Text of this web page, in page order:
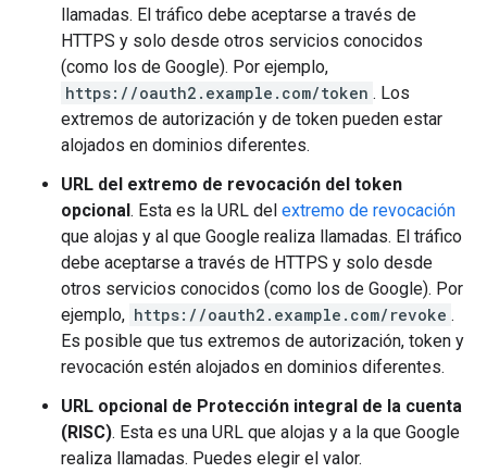
llamadas. El tráfico debe aceptarse a través de
HTTPS y solo desde otros servicios conocidos
(como los de Google). Por ejemplo,
https://oauth2.example.com/token . Los
extremos de autorización y de token pueden estar
alojados en dominios diferentes.
URL del extremo de revocación del token
opcional. Esta es la URL del extremo de revocación
que alojas y al que Google realiza llamadas. El tráfico
debe aceptarse a través de HTTPS y solo desde
otros servicios conocidos (como los de Google). Por
ejemplo, https://oauth2.example.com/revoke .
Es posible que tus extremos de autorización, token y
revocación estén alojados en dominios diferentes.
URL opcional de Protección integral de la cuenta
(RISC). Esta es una URL que alojas y a la que Google
realiza llamadas. Puedes elegir el valor.